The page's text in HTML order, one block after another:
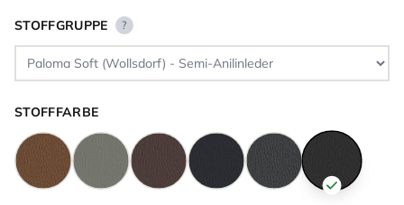
STOFFGRUPPE ?
STOFFFARBE